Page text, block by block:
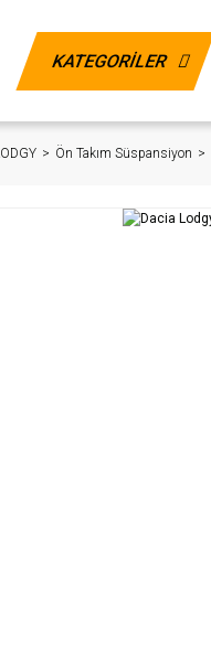
KATEGORİLER
Ön Takım Süspansiyon